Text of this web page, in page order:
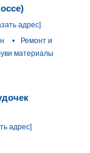
адрес]
•
Ремонт и
материалы
адрес]